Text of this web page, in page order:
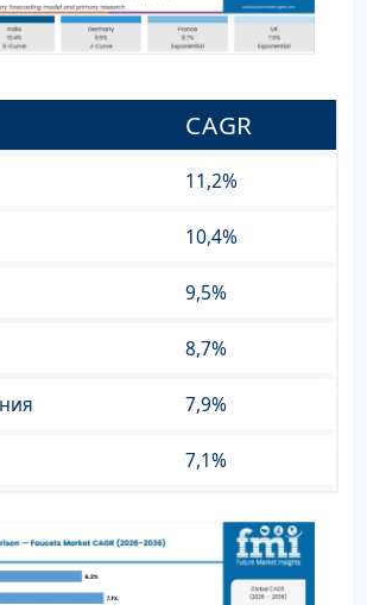
CAGR
11,2%
10,4%
9,5%
8,7%
7,9%
7,1%